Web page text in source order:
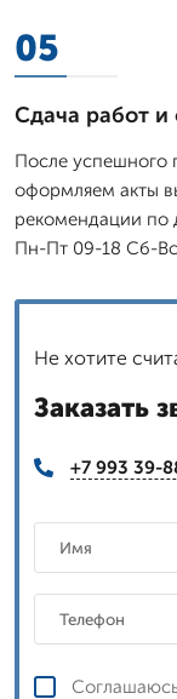
05
Сдача работ и
После успешного
оформляем акты
рекомендации по
Пн-Пт 09-18 Сб-
Не хотите
Заказать
+7 993 39-